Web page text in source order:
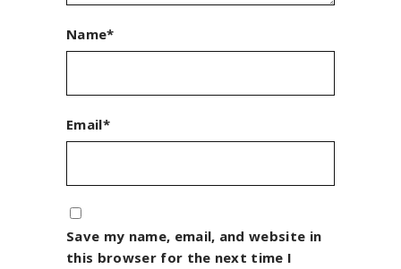
Name*
Email*
Save my name, email, and website in
this browser for the next time I